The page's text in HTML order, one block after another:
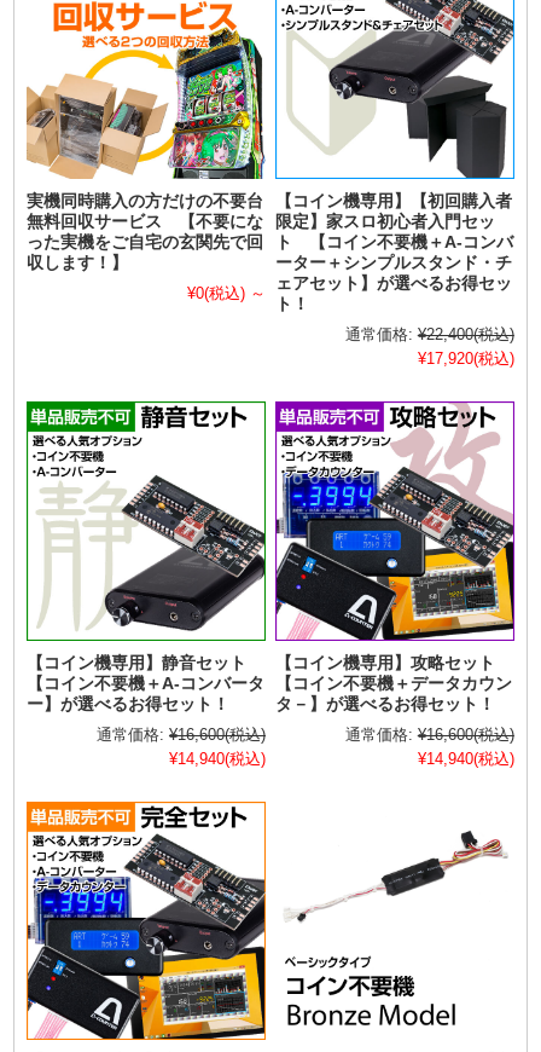
実機同時購入の方だけの不要台
無料回収サービス 【不要にな
った実機をご自宅の玄関先で回
収します！】
¥0(税込) ～
【コイン機専用】【初回購入者
限定】家スロ初心者入門セッ
ト 【コイン不要機＋A-コンバ
ーター＋シンプルスタンド・チ
ェアセット】が選べるお得セッ
ト！
通常価格: ¥22,400(税込)
¥17,920(税込)
【コイン機専用】静音セット
【コイン不要機＋A-コンバータ
ー】が選べるお得セット！
通常価格: ¥16,600(税込)
¥14,940(税込)
【コイン機専用】攻略セット
【コイン不要機＋データカウン
タ－】が選べるお得セット！
通常価格: ¥16,600(税込)
¥14,940(税込)